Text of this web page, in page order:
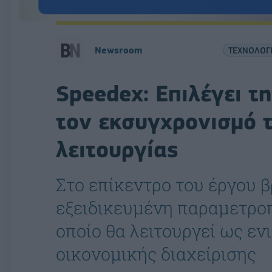
Newsroom
Speedex: Επιλέγει
τον εκσυγχρονισμό
λειτουργίας
Στο επίκεντρο του έργου
εξειδικευμένη
οποίο θα λειτουργεί ως
οικονομικής διαχείρισης